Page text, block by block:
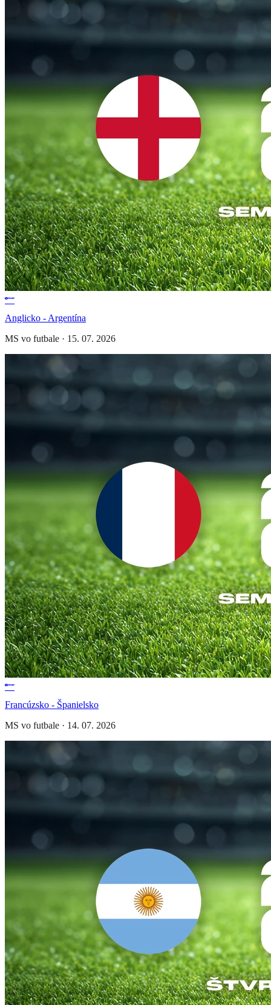
Anglicko - Argentína
MS vo futbale · 15. 07. 2026
Francúzsko - Španielsko
MS vo futbale · 14. 07. 2026